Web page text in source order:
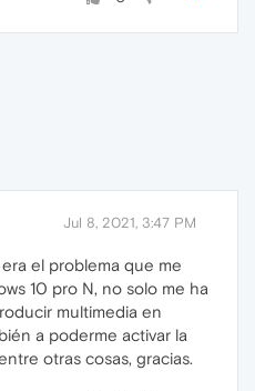
Jul 8, 2021, 3:47 PM
el problema que me
10 pro N, no solo me ha
multimedia en
a poderme activar la
otras cosas, gracias.